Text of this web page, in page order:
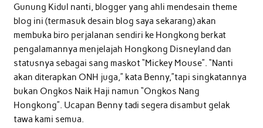
Gunung Kidul nanti, blogger yang ahli mendesain theme
blog ini (termasuk desain blog saya sekarang) akan
membuka biro perjalanan sendiri ke Hongkong berkat
pengalamannya menjelajah Hongkong Disneyland dan
statusnya sebagai sang maskot “Mickey Mouse”. “Nanti
akan diterapkan ONH juga,” kata Benny,”tapi singkatannya
bukan Ongkos Naik Haji namun “Ongkos Nang
Hongkong”. Ucapan Benny tadi segera disambut gelak
tawa kami semua.